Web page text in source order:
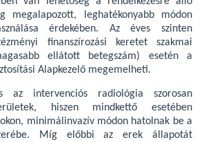
megalapozott, leghatékonyabb módon
érdekében. Az éves szinten
finanszírozási keretet szakmai
ellátott betegszám) esetén a
Alapkezelő megemelheti.
az intervenciós radiológia szorosan
hiszen mindkettő esetében
minimálinvazív módon hatolnak be a
Míg előbbi az erek állapotát